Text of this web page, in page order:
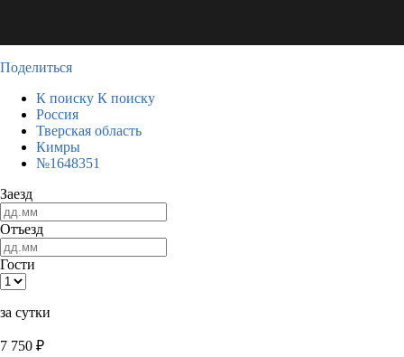
Поделиться
К поиску К поиску
Россия
Тверская область
Кимры
№1648351
Заезд
Отъезд
Гости
за сутки
7 750 ₽